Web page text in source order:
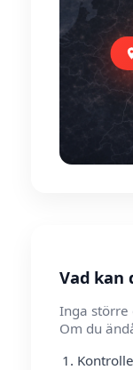
Vad kan
Inga större
Om du